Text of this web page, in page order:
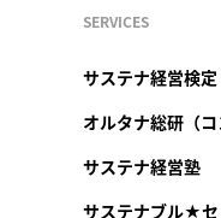
SERVICES
サステナ経営検定
オルタナ総研（コ
サステナ経営塾
サステナブル★セ